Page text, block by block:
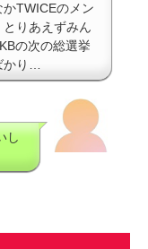
TWICEのメン
りあえずみん
の次の総選挙
り…
し